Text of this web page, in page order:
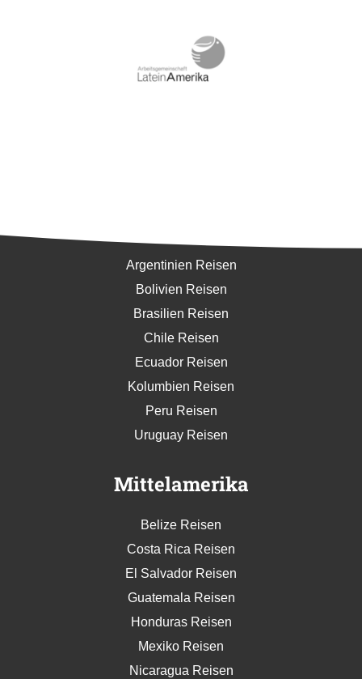
Argentinien Reisen
Bolivien Reisen
Brasilien Reisen
Chile Reisen
Ecuador Reisen
Kolumbien Reisen
Peru Reisen
Uruguay Reisen
Mittelamerika
Belize Reisen
Costa Rica Reisen
El Salvador Reisen
Guatemala Reisen
Honduras Reisen
Mexiko Reisen
Nicaragua Reisen